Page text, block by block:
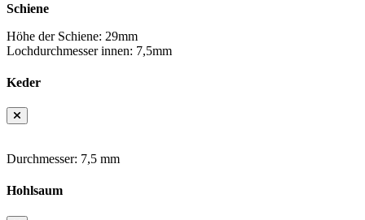
Schiene
Höhe der Schiene: 29mm
Lochdurchmesser innen: 7,5mm
Keder
Durchmesser: 7,5 mm
Hohlsaum